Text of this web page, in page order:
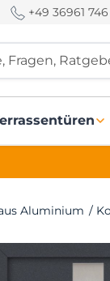
+49 36961
Fragen,
Aluminium /